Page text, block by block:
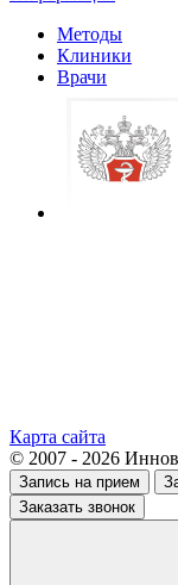
Методы
Клиники
Врачи
Карта сайта
© 2007 - 2026
Запись на прием
Заказать звонок